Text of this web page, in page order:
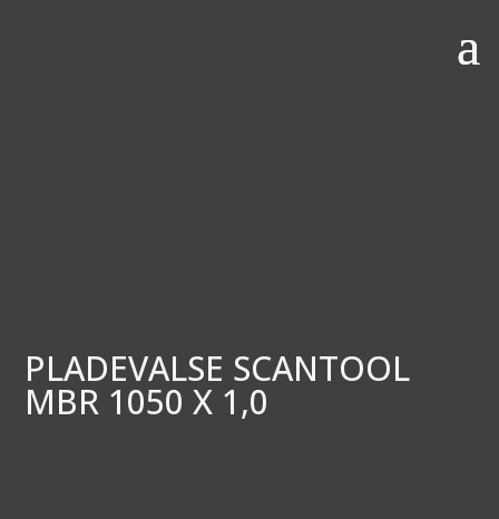
PLADEVALSE SCANTOOL
MBR 1050 X 1,0